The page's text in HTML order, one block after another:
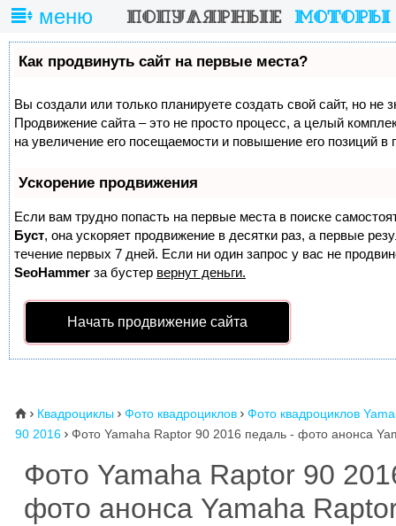
меню
Как продвинуть сайт на первые места?
Вы создали или только планируете создать свой сайт, но не
Продвижение сайта – это не просто процесс, а целый
на увеличение его посещаемости и повышение его позиций в
Ускорение продвижения
Если вам трудно попасть на первые места в поиске
Буст, она ускоряет продвижение в десятки раз, а первые
течение первых 7 дней. Если ни один запрос у вас не
SeoHammer за бустер вернут деньги.
Начать продвижение сайта
⌂  Квадроциклы  Фото квадроциклов  Фото квадроциклов
90 2016  Фото Yamaha Raptor 90 2016 педаль - фото анонса
Фото Yamaha Raptor 90
фото анонса Yamaha